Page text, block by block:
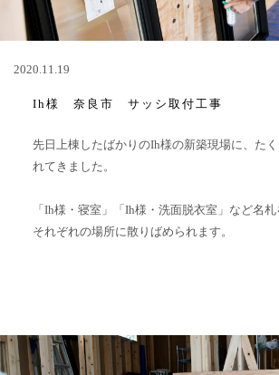
2020.11.19
Ih様 奈良市 サッシ取付工事
先日上棟したばかりのIh様の新築現場に、た
れてきました。
「Ih様・寝室」「Ih様・洗面脱衣室」など名
それぞれの場所に散りばめられます。